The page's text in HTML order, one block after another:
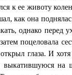
к ее животу
как она
однако
поцеловала
глаза. И
на